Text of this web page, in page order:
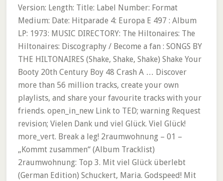
Version: Length: Title: Label Number: Format
Medium: Date: Hitparade 4: Europa E 497 : Album
LP: 1973: MUSIC DIRECTORY: The Hiltonaires: The
Hiltonaires: Discography / Become a fan : SONGS BY
THE HILTONAIRES (Shake, Shake, Shake) Shake Your
Booty 20th Century Boy 48 Crash A … Discover
more than 56 million tracks, create your own
playlists, and share your favourite tracks with your
friends. open_in_new Link to TED; warning Request
revision; Vielen Dank und viel Glück. Viel Glück!
more_vert. Break a leg! 2raumwohnung – 01 –
„Kommt zusammen“ (Album Tracklist)
2raumwohnung: Top 3. Mit viel Glück überlebt
(German Edition) Schuckert, Maria. Godspeed! Mit